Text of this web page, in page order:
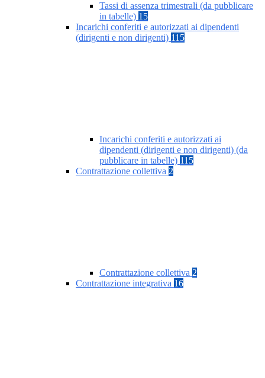
Tassi di assenza trimestrali (da pubblicare
in tabelle) 15
Incarichi conferiti e autorizzati ai dipendenti
(dirigenti e non dirigenti) 115
Incarichi conferiti e autorizzati ai
dipendenti (dirigenti e non dirigenti) (da
pubblicare in tabelle) 115
Contrattazione collettiva 2
Contrattazione collettiva 2
Contrattazione integrativa 16